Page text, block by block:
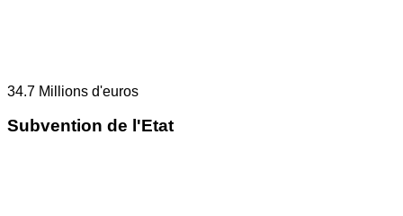
34.7 Millions d'euros
Subvention de l'Etat